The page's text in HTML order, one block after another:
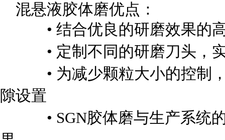
混悬液胶体磨优点：
• 结合优良的研磨效果的高
• 定制不同的研磨刀头，实
• 为减少颗粒大小的控制，
隙设置
• SGN胶体磨与生产系统的